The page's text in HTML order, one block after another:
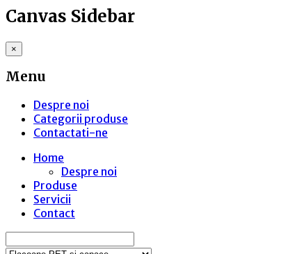
Canvas Sidebar
×
Menu
Despre noi
Categorii produse
Contactati-ne
Home
Despre noi
Produse
Servicii
Contact